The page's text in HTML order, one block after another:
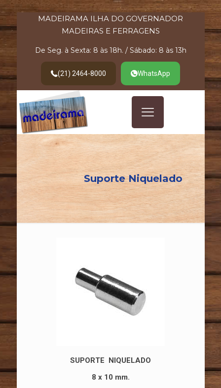
MADEIRAMA ILHA DO GOVERNADOR
MADEIRAS E FERRAGENS
De Seg. à Sexta: 8 às 18h. / Sábado: 8 às 13h
(21) 2464-8000 WhatsApp
Suporte Niquelado
SUPORTE NIQUELADO
8 x 10 mm.